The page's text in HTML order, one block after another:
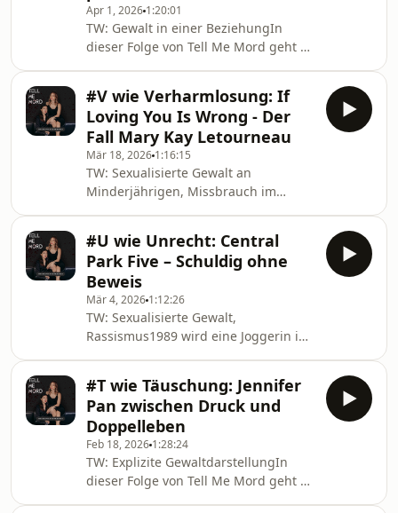
brutal ermordet wurde. Was folgt, ist
kein gewöhnlicher Ermittlungsverlauf,
sondern eine Geschichte aus
gescheiterten Untersuchungen,
verschwun
Apr 1, 2026 1:20:01
TW: Gewalt in einer BeziehungIn
dieser Folge von Tell Me Mord geht es
der brutale Mord an ihrem Ex-Partner
Travis Alexander.Meli zeichnet die
Beziehung zwischen Jodi und Travis
nach und zeigt, wie aus emotionaler
Abhängigkeit, Eifersucht und
Kontrolle eine tödliche Eskalation
entstehen konnte. Dabei geht es nicht
nur um die Tat se
#V wie Verharmlosung: If
Loving You Is Wrong - Der
Fall Mary Kay Letourneau
Mär 18, 2026 1:16:15
TW: Sexualisierte Gewalt an
Minderjährigen, Missbrauch im
Beziehung zwischen einer
erwachsenen Lehrerin und ihrem
minderjährigen Schüler sorgt in den
1990er-Jahren weltweit für
Schlagzeilen. Doch während der Fall
von Mary Kay Letourneau juristisch
klar als sexueller Missbrauch
eingeordnet wird, zeichnen viele
Medien ein anderes Bild: Es ist von ei
#U wie Unrecht: Central
Park Five – Schuldig ohne
Beweis
Mär 4, 2026 1:12:26
TW: Sexualisierte Gewalt,
Rassismus1989 wird eine Joggerin im
Schnell präsentiert die Polizei
Verdächtige: fünf Jugendliche aus
Harlem. Innerhalb kürzester Zeit
werden sie zu Symbolfiguren eines
Verbrechens, das die ganze Stadt
erschüttert. Medien, Öffentlichkeit
und Justiz scheinen sich einig: die
#T wie Täuschung: Jennifer
Pan zwischen Druck und
Doppelleben
Feb 18, 2026 1:28:24
TW: Explizite GewaltdarstellungIn
dieser Folge von Tell Me Mord geht es